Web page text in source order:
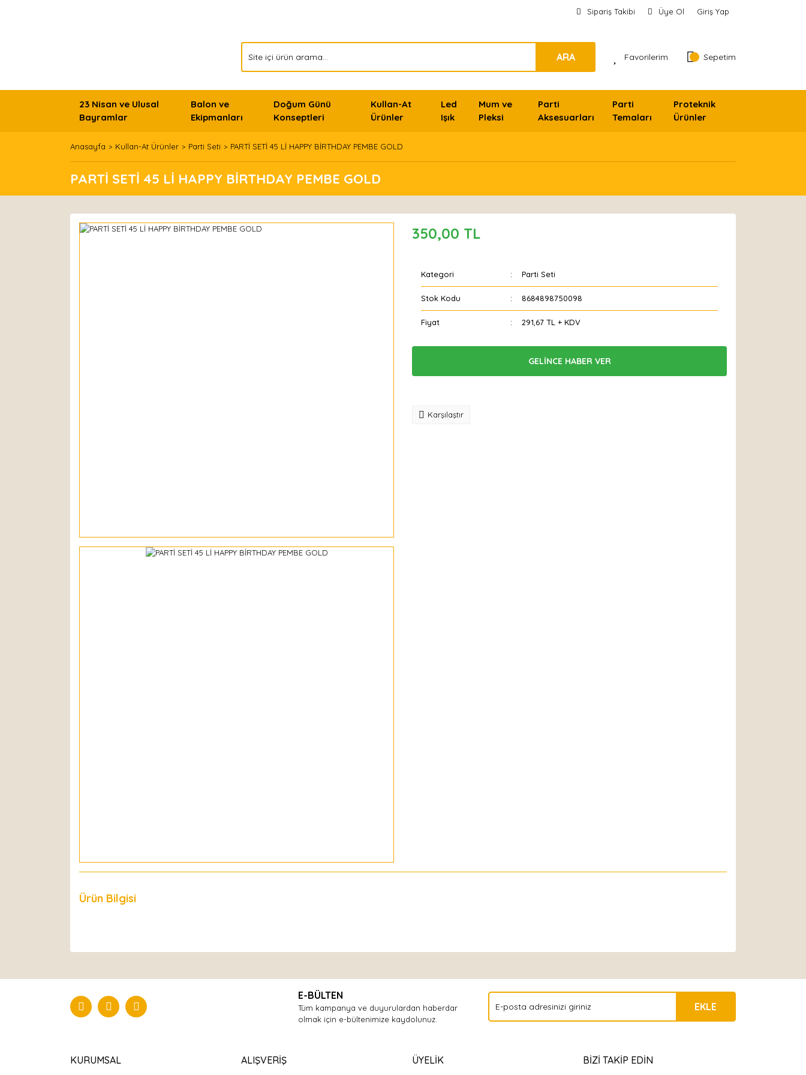
Sipariş Takibi Üye Ol Giriş Yap
ARA Favorilerim Sepetim
23 Nisan ve Ulusal
Bayramlar
Balon ve
Ekipmanları
Doğum Günü
Konseptleri
Kullan-At
Ürünler
Led
Işık
Mum ve
Pleksi
Parti
Aksesuarları
Parti
Temaları
Proteknik
Ürünler
Anasayfa Kullan-At Ürünler Parti Seti PARTİ SETİ 45 Lİ HAPPY BİRTHDAY PEMBE GOLD
PARTİ SETİ 45 Lİ HAPPY BİRTHDAY PEMBE GOLD
350,00 TL
Kategori Parti Seti
Stok Kodu 8684898750098
Fiyat 291,67 TL + KDV
GELİNCE HABER VER
Karşılaştır
Ürün Bilgisi
Yorum Yaz
E-BÜLTEN
Tüm kampanya ve duyurulardan haberdar
olmak için e-bültenimize kaydolunuz.
EKLE
KURUMSAL ALIŞVERİŞ ÜYELİK BİZİ TAKİP EDİN